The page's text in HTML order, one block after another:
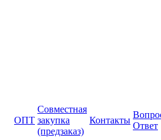
ОПТ
Совместная
закупка
(предзаказ)
Контакты
Ответ